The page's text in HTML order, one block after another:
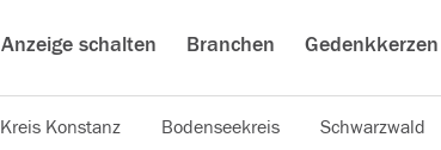
Anzeige schalten Branchen Gedenkkerzen
Kreis Konstanz Bodenseekreis Schwarzwald